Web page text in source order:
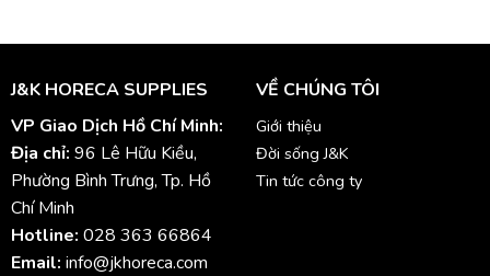
J&K HORECA SUPPLIES
VP Giao Dịch Hồ Chí Minh:
Địa chỉ: 96 Lê Hữu Kiều,
Phường Bình Trưng, Tp. Hồ
Chí Minh
Hotline: 028 363 66864
Email: info@jkhoreca.com
VỀ CHÚNG TÔI
Giới thiệu
Đời sống J&K
Tin tức công ty